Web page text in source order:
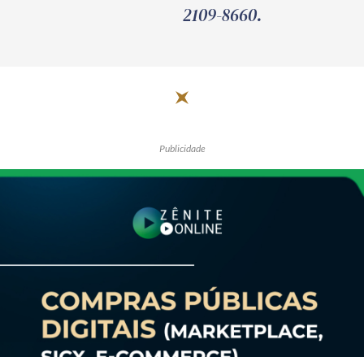
2109-8660.
Publicidade